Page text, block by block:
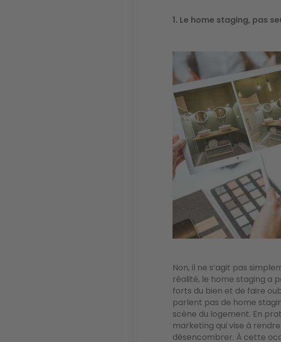
1. Le home staging, pas
Image
Non, il ne s’agit pas
réalité, le home staging a
forts du bien et de faire
parlent pas de home
scène du logement. En
marketing qui vise à
désencombrer. À cette